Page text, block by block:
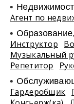
Агент по
Инструктор
Музыкальный
Репетитор
Гардеробщик